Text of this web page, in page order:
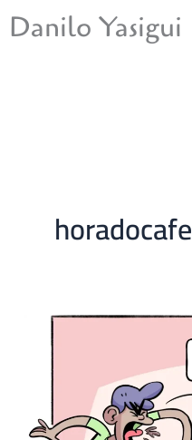
para
Danilo Yasigui
horadocafe